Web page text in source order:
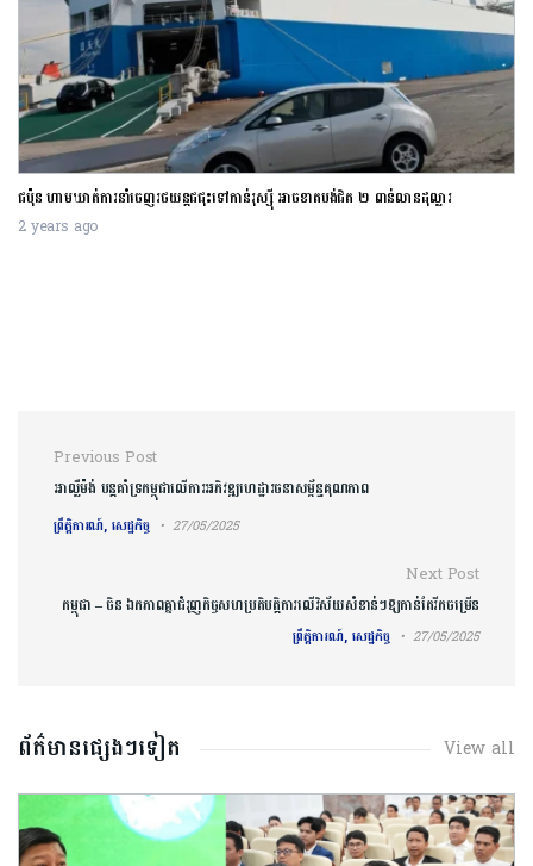
ន្តជជុះទៅកាន់រុស្ស៊ី អាចខាតបង់ជិត ២ ពាន់លាន
ការដំឡើងអត្រាការប្រាក់របស់ធនា
Post navigation
Previous Post
អាល្លឺម៉ង់​ បន្តគាំទ្រ​កម្ពុជាលើការអភិវឌ្ឍ​ហេដ្ឋារចនាសម្ព័ន្ធ​គុណភាព​
ព្រឹត្តិការណ៍, សេដ្ឋកិច្ច 27/05/2025
Next Post
កម្ពុជា – ចិន ឯកភាពគ្នាជំរុញកិច្ចសហប្រតិបត្តិការលើវិស័យសំខាន់ៗឱ្យកាន់តែរីកចម្រើន
ព្រឹត្តិការណ៍, សេដ្ឋកិច្ច 27/05/2025
ព័ត៌មានផ្សេងៗទៀត View all